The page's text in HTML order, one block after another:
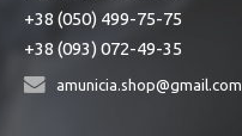
+38 (050) 499-75-75
+38 (093) 072-49-35
amunicia.shop@gmail.com